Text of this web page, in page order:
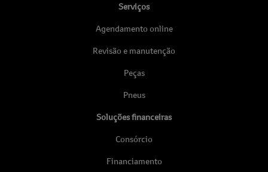
Serviços
Agendamento online
Revisão e manutenção
Peças
Pneus
Soluções financeiras
Consórcio
Financiamento